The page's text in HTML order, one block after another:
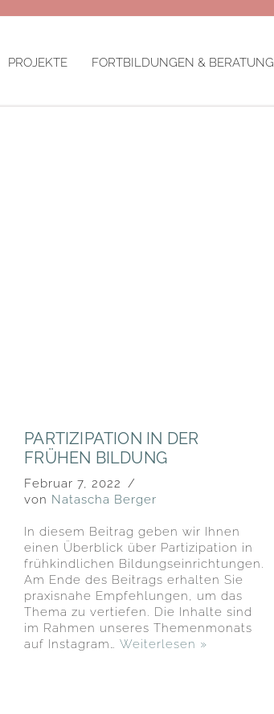
PROJEKTE FORTBILDUNGEN & BERATUNG
PARTIZIPATION IN DER
FRÜHEN BILDUNG
Februar 7, 2022
von Natascha Berger
In diesem Beitrag geben wir Ihnen
einen Überblick über Partizipation in
frühkindlichen Bildungseinrichtungen.
Am Ende des Beitrags erhalten Sie
praxisnahe Empfehlungen, um das
Thema zu vertiefen. Die Inhalte sind
im Rahmen unseres Themenmonats
auf Instagram…Weiterlesen »